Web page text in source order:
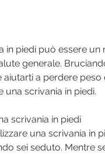
in piedi può essere
generale.
a perdere
una scrivania in piedi.
scrivania in piedi
una scrivania in
sei seduto. Mentre